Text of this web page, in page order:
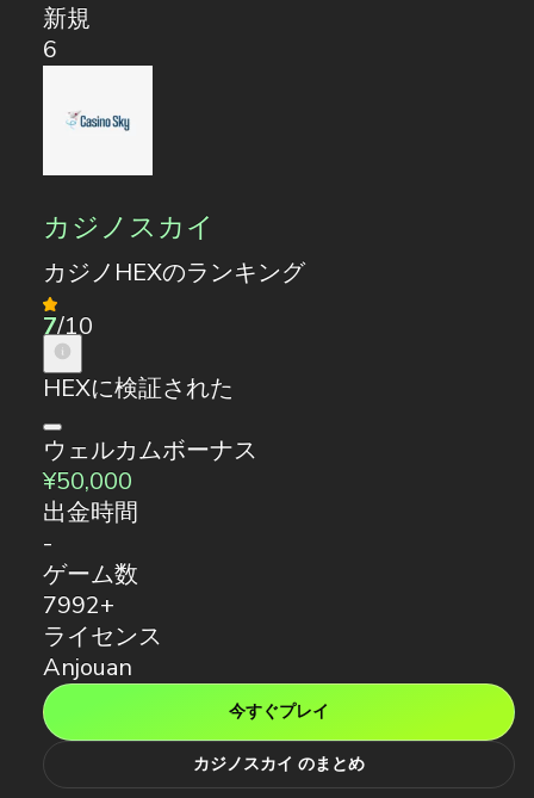
新規
6
カジノスカイ
カジノHEXのランキング
7/10
HEXに検証された
ウェルカムボーナス
¥50,000
出金時間
-
ゲーム数
7992+
ライセンス
Anjouan
今すぐプレイ
カジノスカイ のまとめ